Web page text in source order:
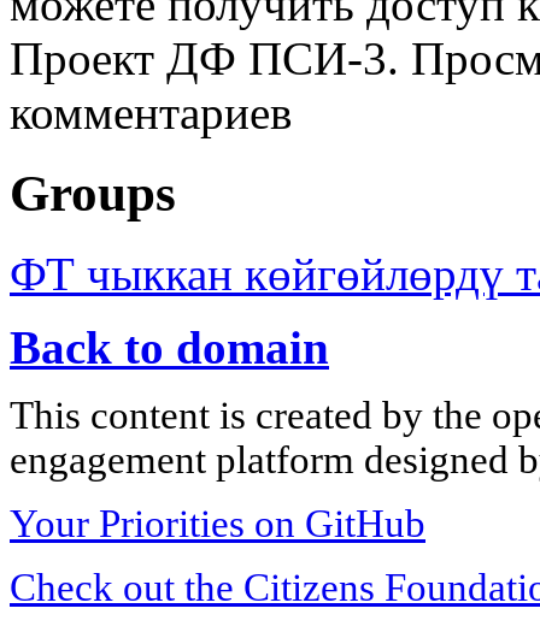
Проект ДФ ПСИ-3.
комментариев
Groups
ФТ чыккан көйгөйлөрдү
Back to domain
This content is created by the
engagement platform designed
Your Priorities on GitHub
Check out the Citizens